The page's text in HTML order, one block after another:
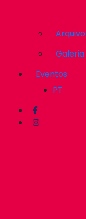
Arquivo
Galeria
Eventos
PT